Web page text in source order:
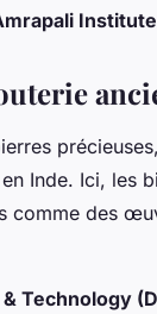
Inde. Ici, les
comme des
Technology